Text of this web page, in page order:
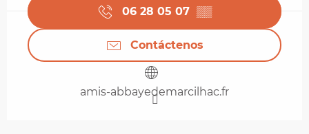
06 28 05 07 ▒▒
Contáctenos
amis-abbayedemarcilhac.fr